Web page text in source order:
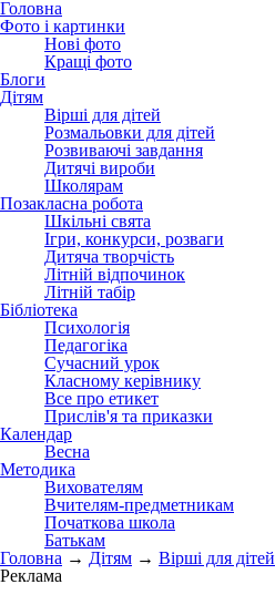
Головна
Фото і картинки
Нові фото
Кращі фото
Блоги
Дітям
Вірші для дітей
Розмальовки для дітей
Розвиваючі завдання
Дитячі вироби
Школярам
Позакласна робота
Шкільні свята
Ігри, конкурси, розваги
Дитяча творчість
Літній відпочинок
Літній табір
Бібліотека
Психологія
Педагогіка
Сучасний урок
Класному керівнику
Все про етикет
Прислів'я та приказки
Календар
Весна
Методика
Вихователям
Вчителям-предметникам
Початкова школа
Батькам
Головна → Дітям → Вірші для дітей
Реклама